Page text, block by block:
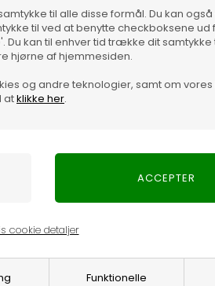
til alle disse formål. Du kan
til ved at benytte checkboksene ud
kan til enhver tid trække dit
hjørne af hjemmesiden.
og andre teknologier, samt om
atklikke her.
Funktionelle
cookie detaljer